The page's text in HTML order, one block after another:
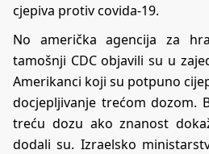
cjepiva protiv covida-19.
No američka agencija za
tamošnji CDC objavili su u
Amerikanci koji su potpuno
docjepljivanje trećom dozom.
treću dozu ako znanost
dodali su. Izraelsko